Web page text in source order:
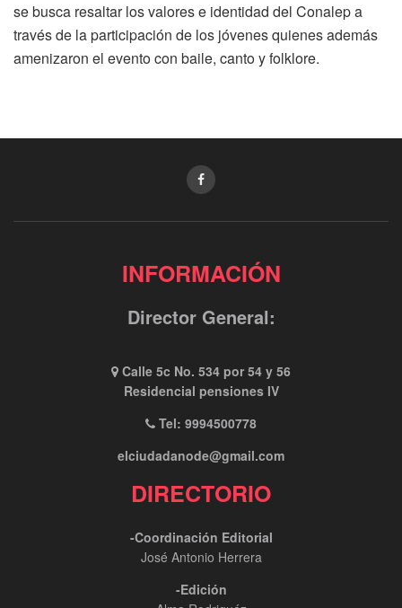
se busca resaltar los valores e identidad del Conalep a
través de la participación de los jóvenes quienes además
amenizaron el evento con baile, canto y folklore.
INFORMACIÓN
Director General:
Calle 5c No. 534 por 54 y 56
Residencial pensiones IV
Tel: 9994500778
elciudadanode@gmail.com
DIRECTORIO
-Coordinación Editorial
José Antonio Herrera
-Edición